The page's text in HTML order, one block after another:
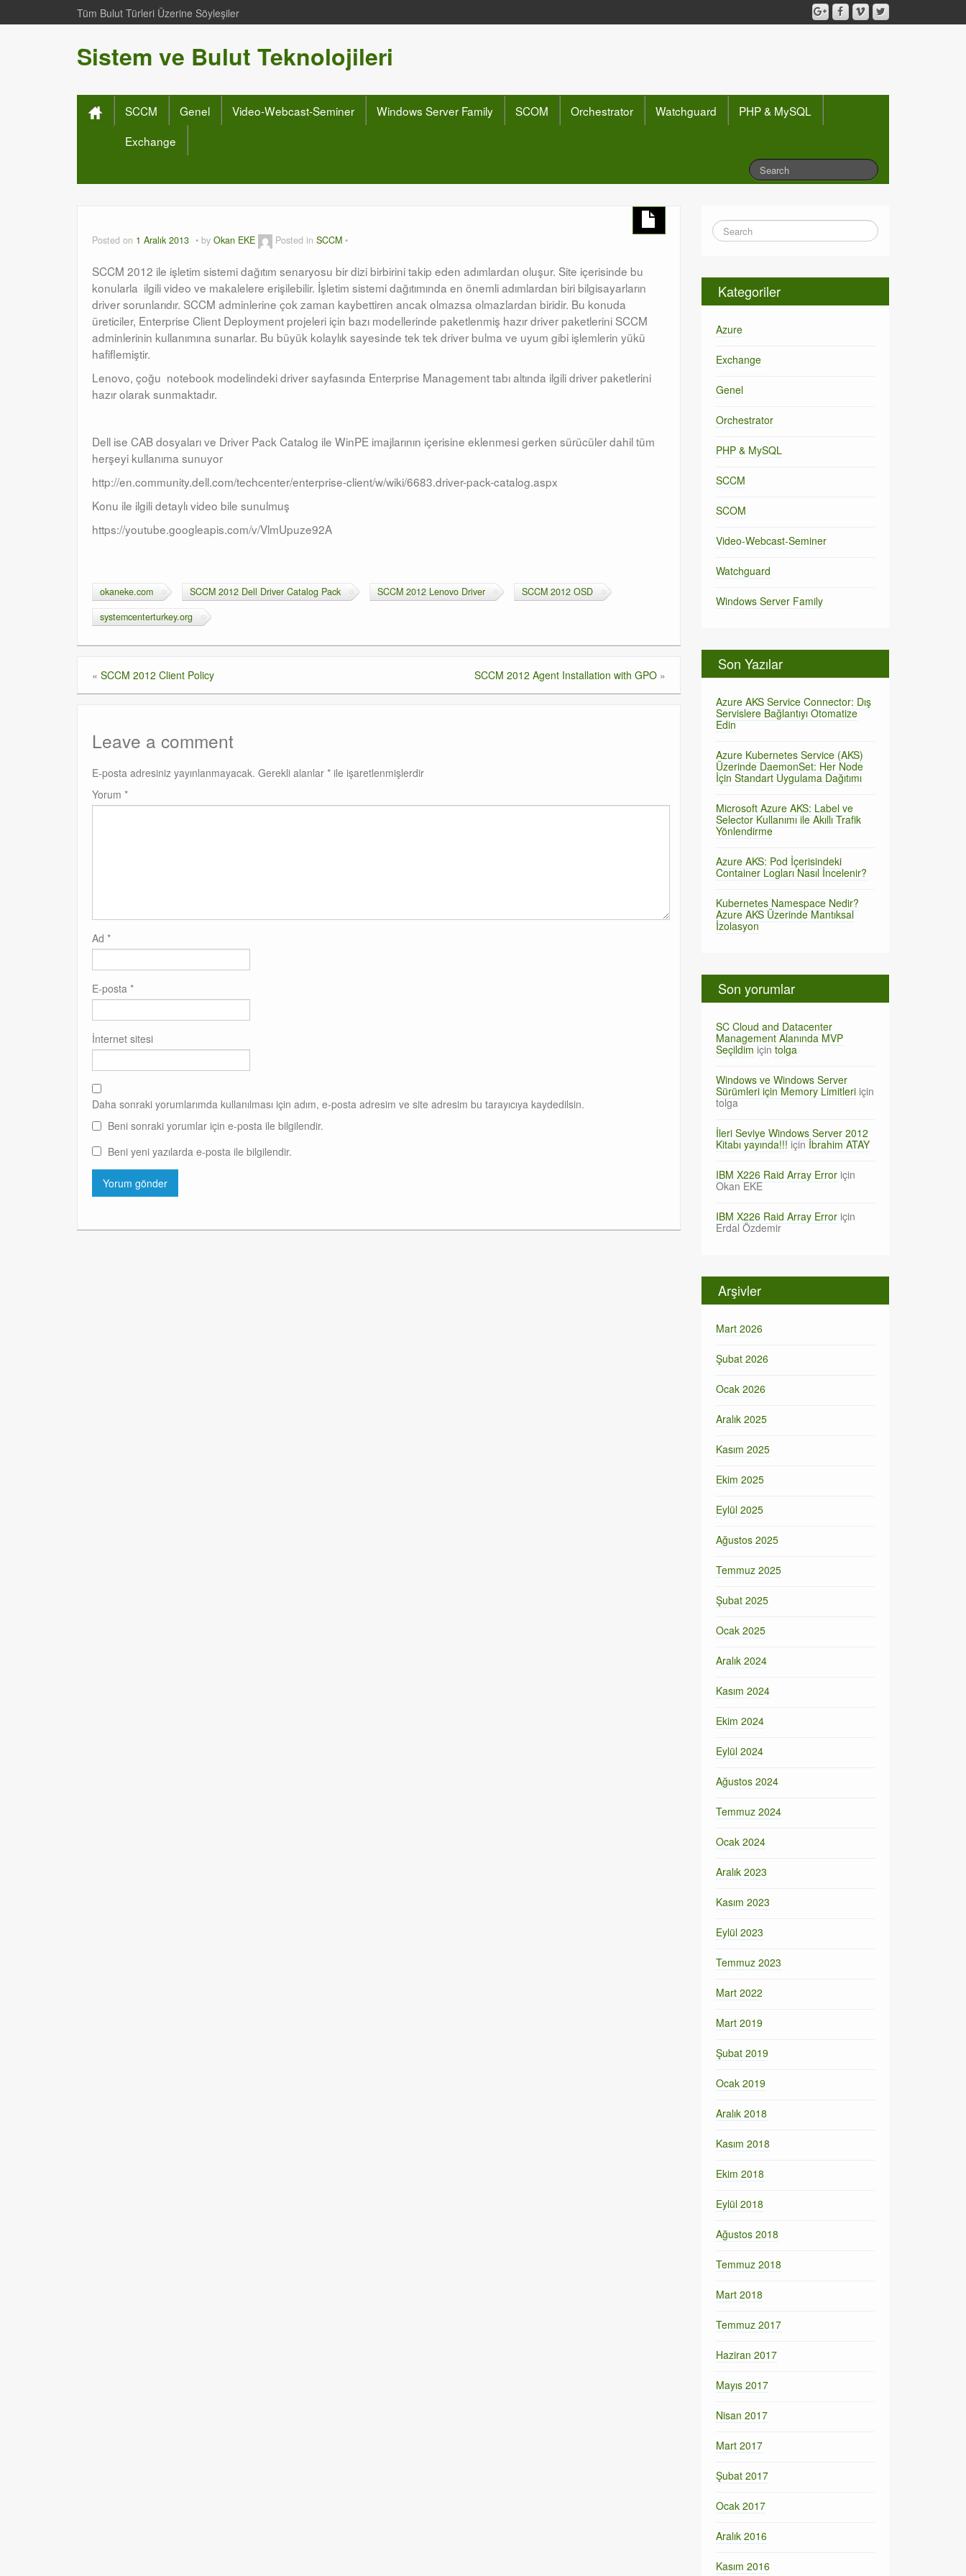
Tüm Bulut Türleri Üzerine Söyleşiler
Sistem ve Bulut Teknolojileri
SCCM Genel Video-Webcast-Seminer Windows Server Family SCOM Orchestrator Watchguard
PHP & MySQL
Exchange
Posted on 1 Aralık 2013 by Okan EKE Posted in SCCM
SCCM 2012 ile işletim sistemi dağıtım senaryosu bir dizi birbirini takip eden adımlardan oluşur. Site içerisinde bu
konularla ilgili video ve makalelere erişilebilir. İşletim sistemi dağıtımında en önemli adımlardan biri bilgisayarların
driver sorunlarıdır. SCCM adminlerine çok zaman kaybettiren ancak olmazsa olmazlardan biridir. Bu konuda
üreticiler, Enterprise Client Deployment projeleri için bazı modellerinde paketlenmiş hazır driver paketlerini SCCM
adminlerinin kullanımına sunarlar. Bu büyük kolaylık sayesinde tek tek driver bulma ve uyum gibi işlemlerin yükü
hafiflemiştir.
Lenovo, çoğu notebook modelindeki driver sayfasında Enterprise Management tabı altında ilgili driver paketlerini
hazır olarak sunmaktadır.
Dell ise CAB dosyaları ve Driver Pack Catalog ile WinPE imajlarının içerisine eklenmesi gerken sürücüler dahil tüm
herşeyi kullanıma sunuyor
http://en.community.dell.com/techcenter/enterprise-client/w/wiki/6683.driver-pack-catalog.aspx
Konu ile ilgili detaylı video bile sunulmuş
https://youtube.googleapis.com/v/VlmUpuze92A
okaneke.com SCCM 2012 Dell Driver Catalog Pack SCCM 2012 Lenovo Driver
SCCM 2012 OSD
systemcenterturkey.org
« SCCM 2012 Client Policy SCCM 2012 Agent Installation with GPO »
Leave a comment
E-posta adresiniz yayınlanmayacak. Gerekli alanlar * ile işaretlenmişlerdir
Yorum *
Ad *
E-posta *
İnternet sitesi
Daha sonraki yorumlarımda kullanılması için adım, e-posta adresim ve site adresim bu tarayıcıya kaydedilsin.
Beni sonraki yorumlar için e-posta ile bilgilendir.
Beni yeni yazılarda e-posta ile bilgilendir.
Kategoriler
Azure
Exchange
Genel
Orchestrator
PHP & MySQL
SCCM
SCOM
Video-Webcast-Seminer
Watchguard
Windows Server Family
Son Yazılar
Azure AKS Service Connector: Dış
Servislere Bağlantıyı Otomatize
Edin
Azure Kubernetes Service (AKS)
Üzerinde DaemonSet: Her Node
İçin Standart Uygulama Dağıtımı
Microsoft Azure AKS: Label ve
Selector Kullanımı ile Akıllı Trafik
Yönlendirme
Azure AKS: Pod İçerisindeki
Container Logları Nasıl İncelenir?
Kubernetes Namespace Nedir?
Azure AKS Üzerinde Mantıksal
İzolasyon
Son yorumlar
SC Cloud and Datacenter
Management Alanında MVP
Seçildimiçintolga
Windows ve Windows Server
Sürümleri için Memory Limitleri için
tolga
İleri Seviye Windows Server 2012
Kitabı yayında!!!içinİbrahim ATAY
IBM X226 Raid Array Error için
Okan EKE
IBM X226 Raid Array Error için
Erdal Özdemir
Arşivler
Mart 2026
Şubat 2026
Ocak 2026
Aralık 2025
Kasım 2025
Ekim 2025
Eylül 2025
Ağustos 2025
Temmuz 2025
Şubat 2025
Ocak 2025
Aralık 2024
Kasım 2024
Ekim 2024
Eylül 2024
Ağustos 2024
Temmuz 2024
Ocak 2024
Aralık 2023
Kasım 2023
Eylül 2023
Temmuz 2023
Mart 2022
Mart 2019
Şubat 2019
Ocak 2019
Aralık 2018
Kasım 2018
Ekim 2018
Eylül 2018
Ağustos 2018
Temmuz 2018
Mart 2018
Temmuz 2017
Haziran 2017
Mayıs 2017
Nisan 2017
Mart 2017
Şubat 2017
Ocak 2017
Aralık 2016
Kasım 2016